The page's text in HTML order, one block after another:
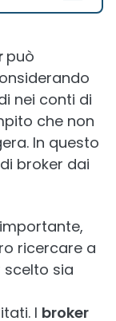
può
nei conti di
che non
In questo
broker dai
ricercare a
scelto sia
I broker